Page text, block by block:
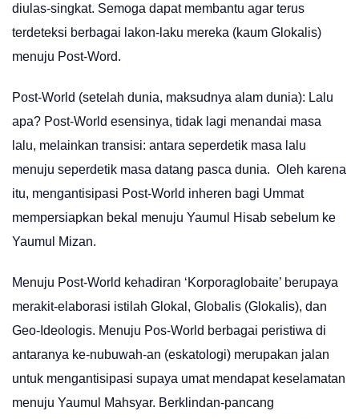
diulas-singkat. Semoga dapat membantu agar terus
terdeteksi berbagai lakon-laku mereka (kaum Glokalis)
menuju Post-Word.
Post-World (setelah dunia, maksudnya alam dunia): Lalu
apa? Post-World esensinya, tidak lagi menandai masa
lalu, melainkan transisi: antara seperdetik masa lalu
menuju seperdetik masa datang pasca dunia. Oleh karena
itu, mengantisipasi Post-World inheren bagi Ummat
mempersiapkan bekal menuju Yaumul Hisab sebelum ke
Yaumul Mizan.
Menuju Post-World kehadiran ‘Korporaglobaite’ berupaya
merakit-elaborasi istilah Glokal, Globalis (Glokalis), dan
Geo-Ideologis. Menuju Pos-World berbagai peristiwa di
antaranya ke-nubuwah-an (eskatologi) merupakan jalan
untuk mengantisipasi supaya umat mendapat keselamatan
menuju Yaumul Mahsyar. Berklindan-pancang